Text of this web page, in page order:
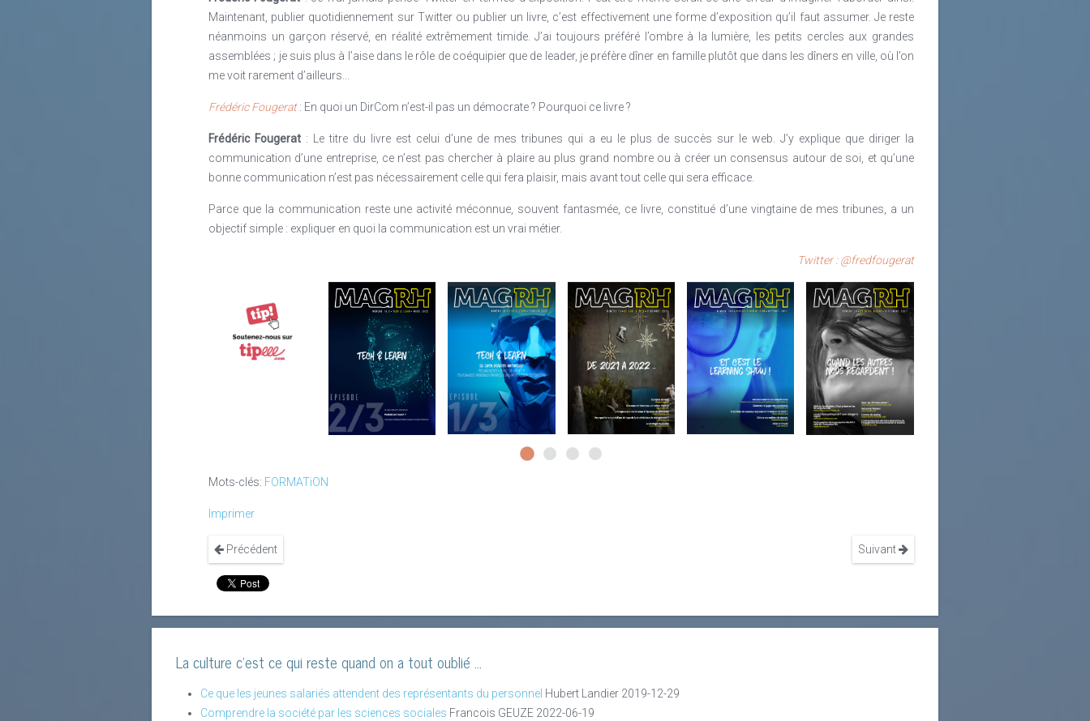
Maintenant, publier quotidiennement sur Twitter ou publier un livre, c’est effectivement une forme d’exposition qu’il faut assumer. Je reste
néanmoins un garçon réservé, en réalité extrêmement timide. J’ai toujours préféré l’ombre à la lumière, les petits cercles aux grandes
assemblées ; je suis plus à l’aise dans le rôle de coéquipier que de leader, je préfère dîner en famille plutôt que dans les dîners en ville, où l’on
me voit rarement d’ailleurs...
Frédéric Fougerat: En quoi un DirCom n’est-il pas un démocrate ? Pourquoi ce livre ?
Frédéric Fougerat : Le titre du livre est celui d’une de mes tribunes qui a eu le plus de succès sur le web. J’y explique que diriger la
communication d’une entreprise, ce n’est pas chercher à plaire au plus grand nombre ou à créer un consensus autour de soi, et qu’une
bonne communication n’est pas nécessairement celle qui fera plaisir, mais avant tout celle qui sera efficace.
Parce que la communication reste une activité méconnue, souvent fantasmée, ce livre, constitué d’une vingtaine de mes tribunes, a un
objectif simple : expliquer en quoi la communication est un vrai métier.
Twitter : @fredfougerat
Mots-clés: FORMATiON
Imprimer
Précédent Suivant
La culture c'est ce qui reste quand on a tout oublié ...
Ce que les jeunes salariés attendent des représentants du personnel Hubert Landier 2019-12-29
Comprendre la société par les sciences sociales Francois GEUZE 2022-06-19